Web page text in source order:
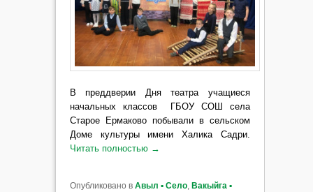
В преддверии Дня театра учащиеся
начальных классов ГБОУ СОШ села
Старое Ермаково побывали в сельском
Доме культуры имени ХаликаСадри.
Читать полностью →
Опубликовано в Авыл ▪ Село, Вакыйга ▪